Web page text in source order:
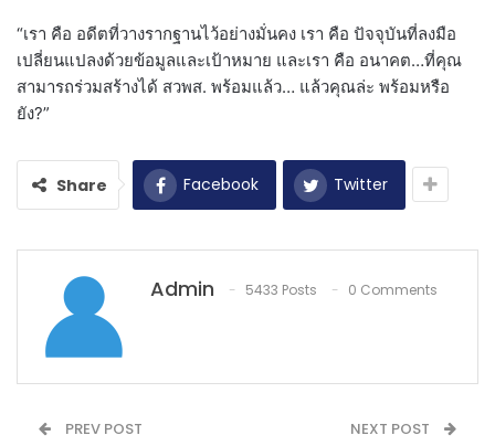
“เรา คือ อดีตที่วางรากฐานไว้อย่างมั่นคง เรา คือ ปัจจุบันที่ลงมือ
เปลี่ยนแปลงด้วยข้อมูลและเป้าหมาย และเรา คือ อนาคต…ที่คุณ
สามารถร่วมสร้างได้ สวพส. พร้อมแล้ว… แล้วคุณล่ะ พร้อมหรือ
ยัง?”
Share Facebook Twitter
Admin 5433 Posts 0 Comments
PREV POST NEXT POST